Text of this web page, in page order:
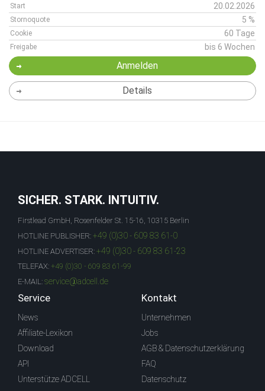
Start 20.02.2026
Stornoquote 5 %
Cookie 60 Tage
Freigabe bis 6 Wochen
Anmelden
Details
SICHER. STARK. INTUITIV.
Firstlead GmbH, Rosenfelder St. 15-16, 10315 Berlin
HOTLINE PUBLISHER: +49 (0)30 - 609 83 61-0
HOTLINE ADVERTISER: +49 (0)30 - 609 83 61-23
TELEFAX: +49 (0)30 - 609 83 61-99
E-MAIL: service@adcell.de
Service
News
Affiliate-Lexikon
Download
API
Unterstütze ADCELL
Kontakt
Unternehmen
Jobs
AGB & Datenschutzerklärung
FAQ
Datenschutz